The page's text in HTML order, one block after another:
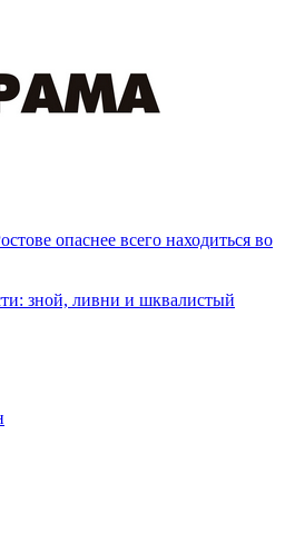
опаснее всего находиться во
зной, ливни и шквалистый